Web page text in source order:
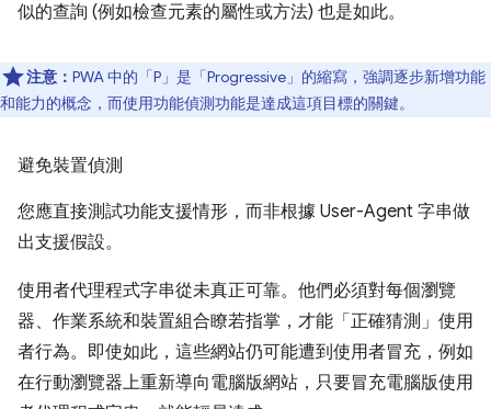
似的查詢 (例如檢查元素的屬性或方法) 也是如此。
注意： PWA 中的「P」是「Progressive」的縮寫，強調逐步新增功能
和能力的概念，而使用功能偵測功能是達成這項目標的關鍵。
避免裝置偵測
您應直接測試功能支援情形，而非根據 User-Agent 字串做
出支援假設。
使用者代理程式字串從未真正可靠。他們必須對每個瀏覽
器、作業系統和裝置組合瞭若指掌，才能「正確猜測」使用
者行為。即使如此，這些網站仍可能遭到使用者冒充，例如
在行動瀏覽器上重新導向電腦版網站，只要冒充電腦版使用